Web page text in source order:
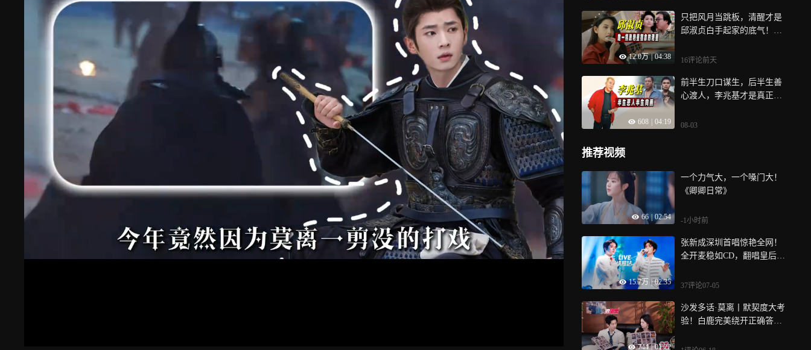
12.0万 | 04:38
只把风月当跳板，清醒才是
邱淑贞白手起家的底气！难
16评论前天
608 04:19
前半生刀口谋生，后半生善
心渡人，李兆基才是真正的
08-03
推荐视频
66 02:54
一个力气大，一个嗓门大！
《卿卿日常》
-1小时前
15.7万 | 02:35
张新成深圳首唱惊艳全网！
全开麦稳如CD，翻唱皇后乐
37评论07-05
744 | 01:22
沙发多话·莫离丨默契度大考
验！白鹿完美绕开正确答案